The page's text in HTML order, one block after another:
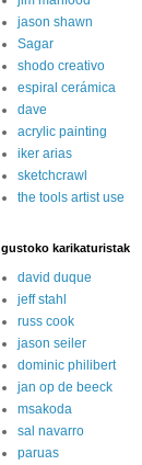
jason shawn
Sagar
shodo creativo
espiral cerámica
dave
acrylic painting
iker arias
sketchcrawl
the tools artist use
gustoko karikaturistak
david duque
jeff stahl
russ cook
jason seiler
dominic philibert
jan op de beeck
msakoda
sal navarro
paruas